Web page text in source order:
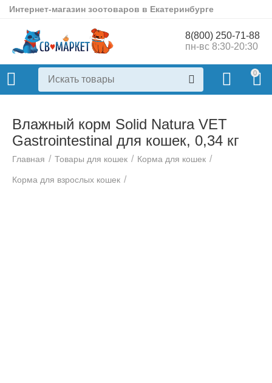
Интернет-магазин зоотоваров в Екатеринбурге
8(800) 250-71-88
пн-вс 8:30-20:30
0
Влажный корм Solid Natura VET
Gastrointestinal для кошек, 0,34 кг
Главная / Товары для кошек / Корма для кошек /
Корма для взрослых кошек /